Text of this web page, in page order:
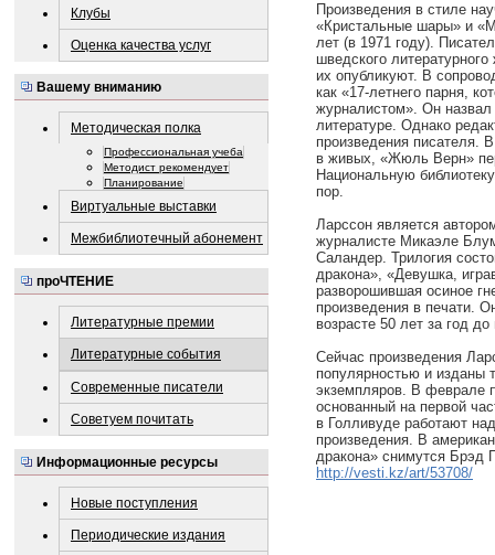
Клубы
Оценка качества услуг
Вашему вниманию
Методическая полка
Профессиональная учеба
Методист рекомендует
Планирование
Виртуальные выставки
Межбиблиотечный абонемент
проЧТЕНИЕ
Литературные премии
Литературные события
Современные писатели
Советуем почитать
Информационные ресурсы
Новые поступления
Периодические издания
Произведения в стиле
«Кристальные шары» и
лет (в 1971 году).
шведского
их опубликуют. В
как «17-летнего парня,
журналистом». Он
литературе. Однако
произведения писателя.
в живых, «Жюль Верн»
Национальную
пор.
Ларссон является
журналисте Микаэле
Саландер. Трилогия
дракона», «Девушка,
разворошившая осиное
произведения в печати.
возрасте 50 лет за год
Сейчас произведения
популярностью и изданы
экземпляров. В феврале
основанный на первой
в Голливуде работают
произведения. В
дракона» снимутся Брэд
http://vesti.kz/art/53708/